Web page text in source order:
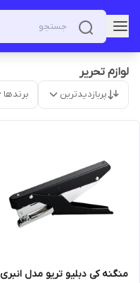
لوازم تحریر
پربازدیدترین برندها
منگنه کی دبلیو تریو مدل انبری